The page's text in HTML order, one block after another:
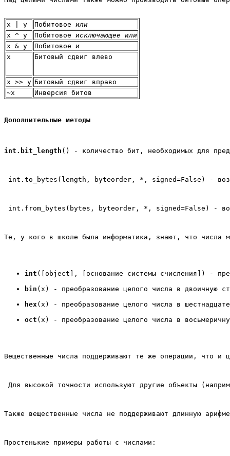
x | y Побитовое или
x ^ y
Побитовое исключающее или
x & y
Побитовое и
x
Битовый сдвиг влево
x >> y Битовый сдвиг вправо
~x
Инверсия битов
Дополнительные методы
int.bit_length () - количество бит, необходимых для
int.to_bytes(length, byteorder, *, signed=False) -
int.from_bytes(bytes, byteorder, *, signed=False) -
Те, у кого в школе была информатика, знают, что числа
int ([object], [основание системы счисления]) -
bin (x) - преобразование целого числа в двоичную
hex (х) - преобразование целого числа в
oct (х) - преобразование целого числа в
Вещественные числа поддерживают те же операции, что
Для высокой точности используют другие объекты
Также вещественные числа не поддерживают длинную
Простенькие примеры работы с числами: